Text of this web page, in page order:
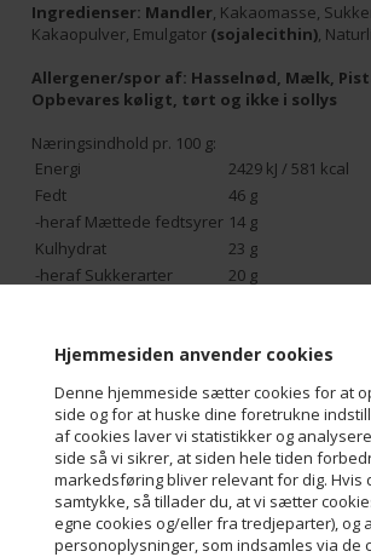
Hjemmesiden anvender cookies
Denne hjemmeside sætter cookies for at
side og for at huske dine foretrukne
af cookies laver vi statistikker og
side så vi sikrer, at siden hele tiden
markedsføring bliver relevant for dig. Hvis
samtykke, så tillader du, at vi sætter
egne cookies og/eller fra tredjeparter), og
personoplysninger, som indsamles via de
Ingredienser: Mandler, Kakaomasse,
Kakaopulver, Emulgator (sojalecithin),
Allergener/spor af: Hasselnød, Mælk,
Opbevares køligt, tørt og ikke i sollys
Næringsindhold pr. 100 g:
Energi
2429 kJ / 581 kcal
Fedt
46 g
-heraf Mættede fedtsyrer 14 g
Kulhydrat
23 g
-heraf Sukkerarter
20 g
Kontakt
Aalborg Chokoladen ApS